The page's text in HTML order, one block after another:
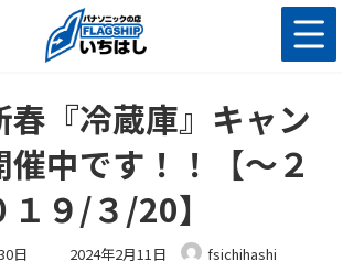
春『冷蔵庫』キャン
催中です！！【～２
１９/３/20】
日 最
終
2024年2月11日 fsichihashi